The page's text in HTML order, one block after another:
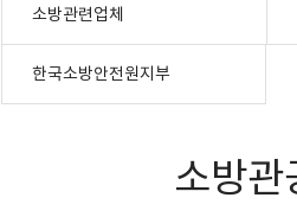
소방관련업체
한국소방안전원지부
소방관